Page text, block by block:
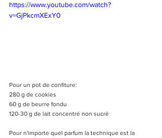
https://www.youtube.com/watch?
v=GjPkcmXExY0
Pour un pot de confiture:
280 g de cookies
60 g de beurre fondu
120-30 g de lait concentré non sucré
Pour n'importe quel parfum la technique est la